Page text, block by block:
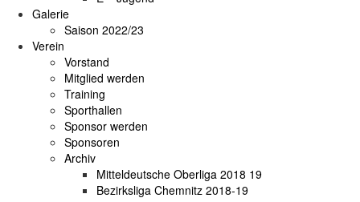
Galerie
Saison 2022/23
Verein
Vorstand
Mitglied werden
Training
Sporthallen
Sponsor werden
Sponsoren
Archiv
Mitteldeutsche Oberliga 2018 19
Bezirksliga Chemnitz 2018-19